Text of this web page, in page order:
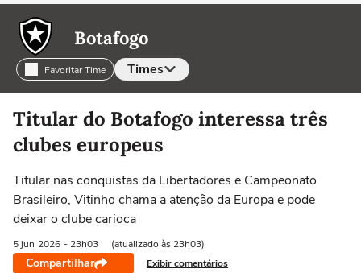
Botafogo
Favoritar Time Times
Selecione o time para ver as notícias
Titular do Botafogo interessa três
clubes europeus
Titular nas conquistas da Libertadores e Campeonato
Brasileiro, Vitinho chama a atenção da Europa e pode
deixar o clube carioca
5 jun 2026 - 23h03 (atualizado às 23h03)
Compartilhar Exibir comentários